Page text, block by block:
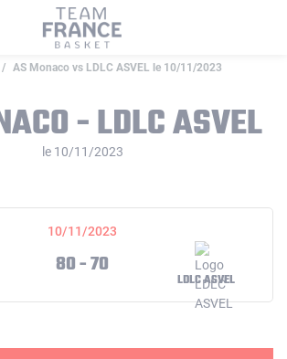
AS Monaco vs LDLC ASVEL le 10/11/2023
- LDLC ASVEL
le 10/11/2023
10/11/2023
80 - 70
LDLC ASVEL
cookies